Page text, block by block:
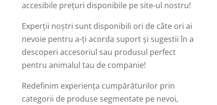
accesibile preţuri disponibile pe site-ul nostru!
Experţii noştri sunt disponibili ori de câte ori ai
nevoie pentru a-ţi acorda suport şi sugestii în a
descoperi accesoriul sau produsul perfect
pentru animalul tau de companie!
Redefinim experienţa cumpărăturilor prin
categorii de produse segmentate pe nevoi,